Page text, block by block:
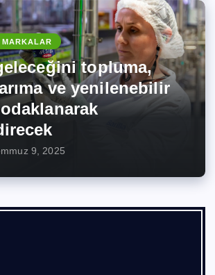
MARKALAR
topluma,
ve yenilenebilir
9, 2025